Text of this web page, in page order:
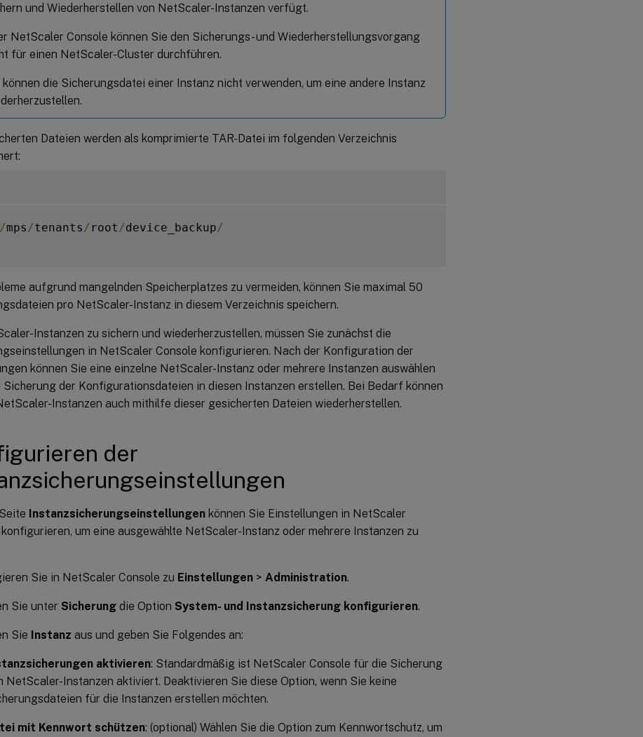
und Wiederherstellen von NetScaler-Instanzen verfügt.
NetScaler Console können Sie den Sicherungs- und Wiederherstellungsvorgang
für einen NetScaler-Cluster durchführen.
können die Sicherungsdatei einer Instanz nicht verwenden, um eine andere Instanz
Dateien werden als komprimierte TAR-Datei im folgenden Verzeichnis
/mps /tenants / root /device_backup/
aufgrund mangelnden Speicherplatzes zu vermeiden, können Sie maximal 50
pro NetScaler-Instanz in diesem Verzeichnis speichern.
Instanzen zu sichern und wiederherzustellen, müssen Sie zunächst die
in NetScaler Console konfigurieren. Nach der Konfiguration der
können Sie eine einzelne NetScaler-Instanz oder mehrere Instanzen auswählen
Sicherung der Konfigurationsdateien in diesen Instanzen erstellen. Bei Bedarf können
Instanzen auch mithilfe dieser gesicherten Dateien wiederherstellen.
der
Instanzsicherungseinstellungen können Sie Einstellungen in NetScaler
konfigurieren, um eine ausgewählte NetScaler-Instanz oder mehrere Instanzen zu
Sie in NetScaler Console zu Einstellungen > Administration.
Sie unter Sicherung die Option System- und Instanzsicherung konfigurieren.
Sie Instanz aus und geben Sie Folgendes an:
aktivieren: Standardmäßig ist NetScaler Console für die Sicherung
NetScaler-Instanzen aktiviert. Deaktivieren Sie diese Option, wenn Sie keine
für die Instanzen erstellen möchten.
mit Kennwort schützen: (optional) Wählen Sie die Option zum Kennwortschutz, um